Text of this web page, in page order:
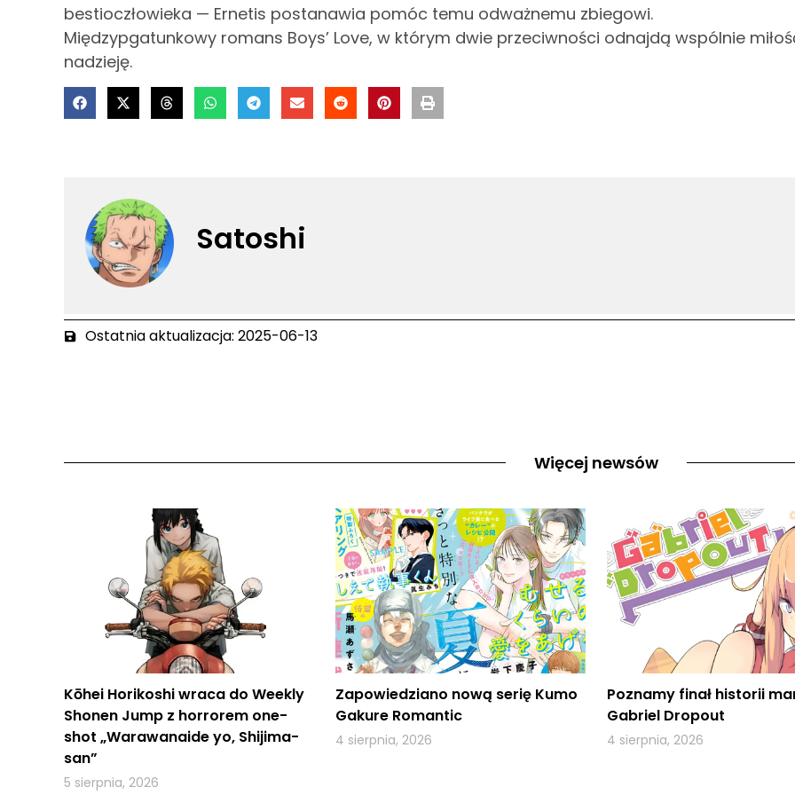
bestioczłowieka — Ernetis postanawia pomóc temu odważnemu zbiegowi.
Międzypgatunkowy romans Boys’ Love, w którym dwie przeciwności odnajdą wspólnie
nadzieję.
Satoshi
Ostatnia aktualizacja: 2025-06-13
Więcej newsów
Kōhei Horikoshi wraca do Weekly
Shonen Jump z horrorem one-
shot „Warawanaide yo, Shijima-
san”
5 sierpnia, 2026
Zapowiedziano nową serię Kumo
Gakure Romantic
4 sierpnia, 2026
Poznamy finał historii
Gabriel Dropout
4 sierpnia, 2026